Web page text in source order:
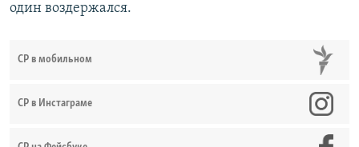
один воздержался.
СР в мобильном
СР в Инстаграме